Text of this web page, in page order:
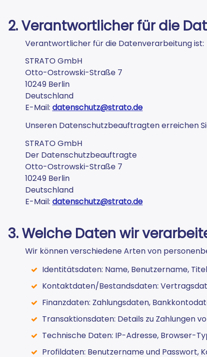
2. Verantwortlicher für die
Verantwortlicher für die Datenverarbeitung ist:
STRATO GmbH
Otto-Ostrowski-Straße 7
10249 Berlin
Deutschland
E-Mail: datenschutz@strato.de
Unseren Datenschutzbeauftragten erreichen
STRATO GmbH
Der Datenschutzbeauftragte
Otto-Ostrowski-Straße 7
10249 Berlin
Deutschland
E-Mail: datenschutz@strato.de
3. Welche Daten wir
Wir können verschiedene Arten von
Identitätsdaten: Name, Benutzername,
Kontaktdaten/Bestandsdaten:
Finanzdaten: Zahlungsdaten,
Transaktionsdaten: Details zu Zahlungen
Technische Daten: IP-Adresse, Browser-
Profildaten: Benutzername und Passwort,